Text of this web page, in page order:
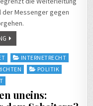
der Messenger gegen
INTERNETRECHT
POLITIK
uneins: